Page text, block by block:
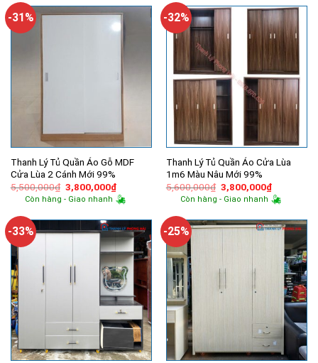
3,700,000₫.
-31%
Thanh Lý Tủ Quần Áo Gỗ MDF
Cửa Lùa 2 Cánh Mới 99%
5,500,000₫ Giá
gốc
là:
3,800,000₫Giá
hiện
tại
3,800,000₫.
Còn hàng - Giao nhanh
-32%
Thanh Lý Tủ Quần Áo Cửa Lùa
1m6 Màu Nâu Mới 99%
5,600,000₫ Giá
gốc
là:
3,800,000₫Giá
hiện
tại
Còn hàng - Giao nhanh
-33% -25%